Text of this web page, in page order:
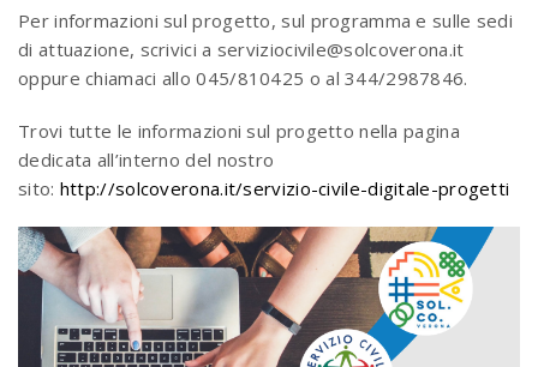
Per informazioni sul progetto, sul programma e sulle sedi
di attuazione, scrivici a serviziocivile@solcoverona.it
oppure chiamaci allo 045/810425 o al 344/2987846.
Trovi tutte le informazioni sul progetto nella pagina
dedicata all’interno del nostro
sito: http://solcoverona.it/servizio-civile-digitale-progetti